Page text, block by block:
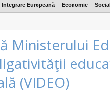
Integrare Europeană Economie Social
Ministerului
(VIDEO)